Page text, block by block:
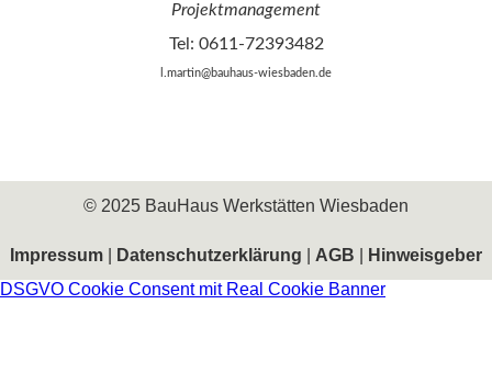
Projektmanagement
Tel: 0611-72393482
l.martin@bauhaus-wiesbaden.de
© 2025 BauHaus Werkstätten Wiesbaden
Impressum Datenschutzerklärung AGB
Hinweisgeber
DSGVO Cookie Consent mit Real Cookie Banner